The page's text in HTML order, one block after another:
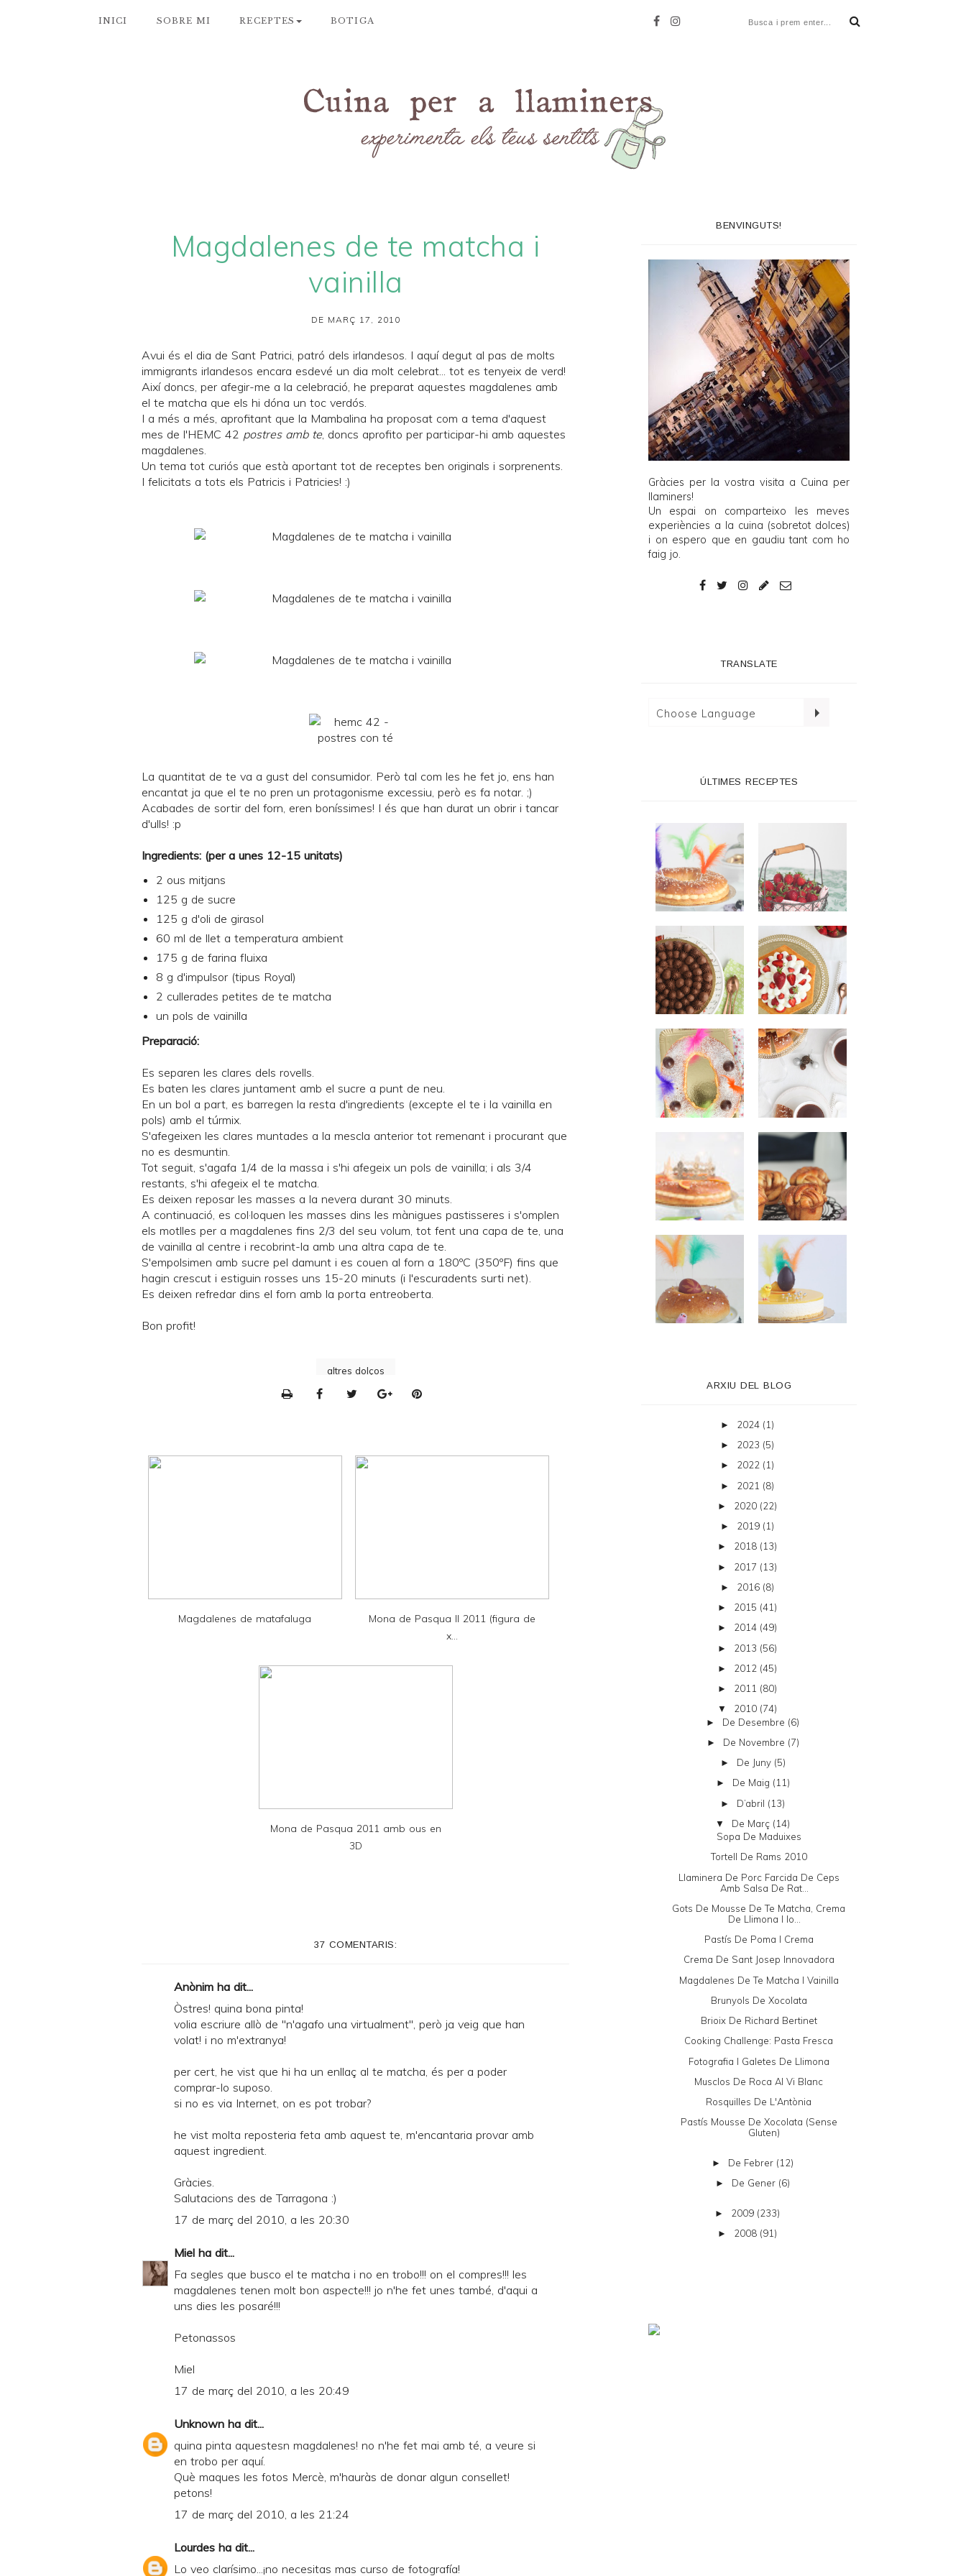
INICI SOBRE MI RECEPTES BOTIGA
Magdalenes de te matcha i
vainilla
DE MARÇ 17, 2010
Avui és el dia de Sant Patrici, patró dels irlandesos. I aquí degut al pas de molts
immigrants irlandesos encara esdevé un dia molt celebrat... tot es tenyeix de verd!
Així doncs, per afegir-me a la celebració, he preparat aquestes magdalenes amb
el te matcha que els hi dóna un toc verdós.
I a més a més, aprofitant que la Mambalina ha proposat com a tema d'aquest
mes de l'HEMC 42 postres amb te, doncs aprofito per participar-hi amb aquestes
magdalenes.
Un tema tot curiós que està aportant tot de receptes ben originals i sorprenents.
I felicitats a tots els Patricis i Patricies! :)
La quantitat de te va a gust del consumidor. Però tal com les he fet jo, ens han
encantat ja que el te no pren un protagonisme excessiu, però es fa notar. ;)
Acabades de sortir del forn, eren boníssimes! I és que han durat un obrir i tancar
d'ulls! :p
Ingredients: (per a unes 12-15 unitats)
2 ous mitjans
125 g de sucre
125 g d'oli de girasol
60 ml de llet a temperatura ambient
175 g de farina fluixa
8 g d'impulsor (tipus Royal)
2 cullerades petites de te matcha
un pols de vainilla
Preparació:
Es separen les clares dels rovells.
Es baten les clares juntament amb el sucre a punt de neu.
En un bol a part, es barregen la resta d'ingredients (excepte el te i la vainilla en
pols) amb el túrmix.
S'afegeixen les clares muntades a la mescla anterior tot remenant i procurant que
no es desmuntin.
Tot seguit, s'agafa 1/4 de la massa i s'hi afegeix un pols de vainilla; i als 3/4
restants, s'hi afegeix el te matcha.
Es deixen reposar les masses a la nevera durant 30 minuts.
A continuació, es col·loquen les masses dins les mànigues pastisseres i s'omplen
els motlles per a magdalenes fins 2/3 del seu volum, tot fent una capa de te, una
de vainilla al centre i recobrint-la amb una altra capa de te.
S'empolsimen amb sucre pel damunt i es couen al forn a 180ºC (350ºF) fins que
hagin crescut i estiguin rosses uns 15-20 minuts (i l'escuradents surti net).
Es deixen refredar dins el forn amb la porta entreoberta.
Bon profit!
altres dolços
n
F
Magdalenes de matafaluga
Mona de Pasqua II 2011 (figura de
x...
Mona de Pasqua 2011 amb ous en
3D
37 COMENTARIS:
Anònim ha dit...
Òstres! quina bona pinta!
volia escriure allò de "n'agafo una virtualment", però ja veig que han
volat! i no m'extranya!
per cert, he vist que hi ha un enllaç al te matcha, és per a poder
comprar-lo suposo.
si no es via Internet, on es pot trobar?
he vist molta reposteria feta amb aquest te, m'encantaria provar amb
aquest ingredient.
Gràcies.
Salutacions des de Tarragona :)
17 de març del 2010, a les 20:30
Miel ha dit...
Fa segles que busco el te matcha i no en trobo!!! on el compres!!! les
magdalenes tenen molt bon aspecte!!! jo n'he fet unes també, d'aqui a
uns dies les posaré!!!
Petonassos
Miel
17 de març del 2010, a les 20:49
Unknown ha dit...
quina pinta aquestesn magdalenes! no n'he fet mai amb té, a veure si
en trobo per aquí.
Què maques les fotos Mercè, m'hauràs de donar algun consellet!
petons!
17 de març del 2010, a les 21:24
Lourdes ha dit...
Lo veo clarísimo...¡no necesitas mas curso de fotografía!
BENVINGUTS!
Gràcies per la vostra visita a Cuina per
llaminers!
Un espai on comparteixo les meves
experiències a la cuina (sobretot dolces)
i on espero que en gaudiu tant com ho
faig jo.
TRANSLATE
ÚLTIMES RECEPTES
ARXIU DEL BLOG
► 2024 (1)
► 2023 (5)
► 2022 (1)
► 2021 (8)
► 2020 (22)
► 2019 (1)
► 2018 (13)
► 2017 (13)
► 2016 (8)
► 2015 (41)
► 2014 (49)
► 2013 (56)
► 2012 (45)
► 2011 (80)
▼ 2010 (74)
► De Desembre (6)
► De Novembre (7)
► De Juny (5)
► De Maig (11)
► D’abril (13)
▼ De Març (14)
Sopa De Maduixes
Tortell De Rams 2010
Llaminera De Porc Farcida De Ceps
Amb Salsa De Rat...
Gots De Mousse De Te Matcha, Crema
De Llimona I Io...
Pastís De Poma I Crema
Crema De Sant Josep Innovadora
Magdalenes De Te Matcha I Vainilla
Brunyols De Xocolata
Brioix De Richard Bertinet
Cooking Challenge: Pasta Fresca
Fotografia I Galetes De Llimona
Musclos De Roca Al Vi Blanc
Rosquilles De L'Antònia
Pastís Mousse De Xocolata (sense
Gluten)
► De Febrer (12)
► De Gener (6)
► 2009 (233)
► 2008 (91)